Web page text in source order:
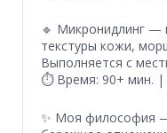
🔹 Микронидлинг —
текстуры кожи,
Выполняется с
⏱ Время: 90+ мин. |
✨ Моя философия